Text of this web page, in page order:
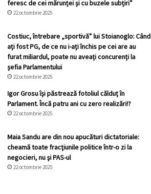
feresc de cei mărunței și cu buzele subțiri”
22 octombrie 2025
Costiuc, întrebare „sportivă” lui Stoianoglo: Când
ați fost PG, de ce nu i-ați închis pe cei are au
furat miliardul, poate nu aveați concurenți la
șefia Parlamentului
22 octombrie 2025
Igor Grosu își păstrează fotoliul călduț în
Parlament. Încă patru ani cu zero realizări!?
22 octombrie 2025
Maia Sandu are din nou apucături dictatoriale:
cheamă toate fracţiunile politice într-o zi la
negocieri, nu şi PAS-ul
22 octombrie 2025